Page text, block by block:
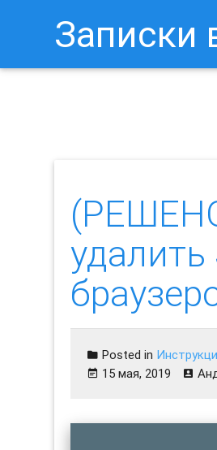
Записки
удалить
Posted in
15 мая, 2019